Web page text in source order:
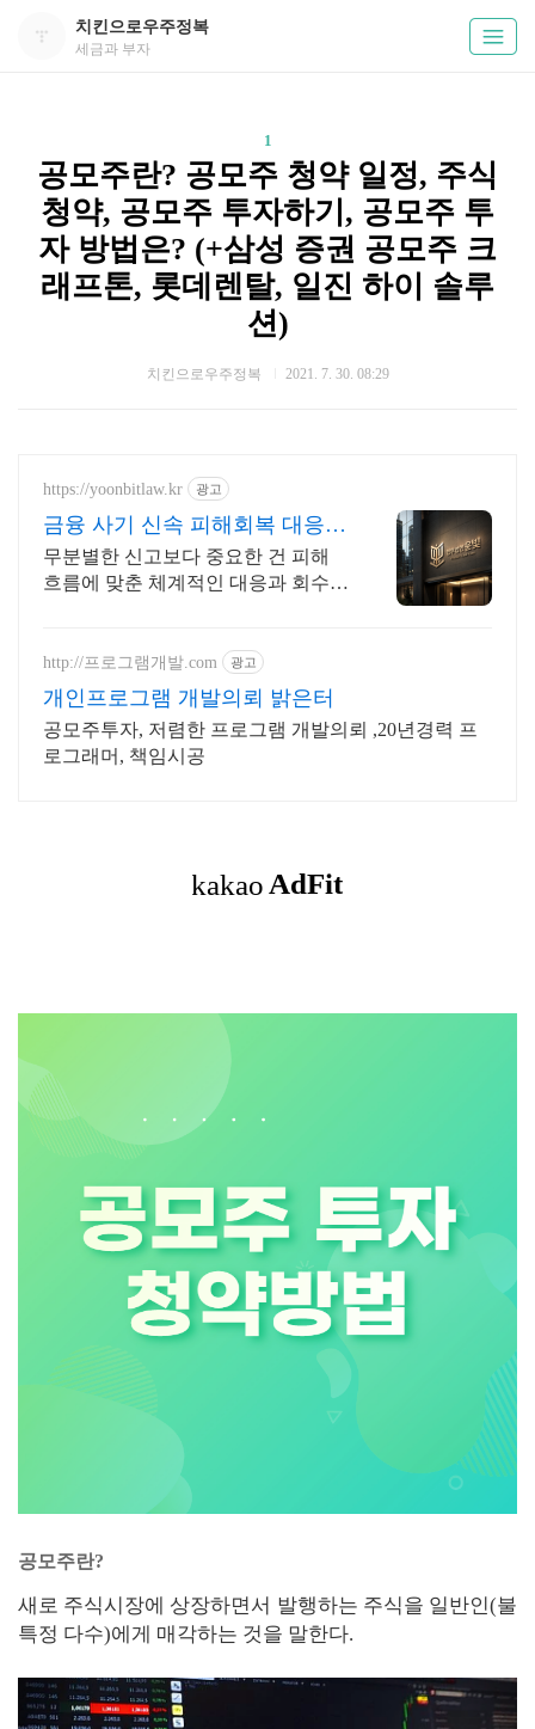
치킨으로우주정복
세금과 부자
1
공모주란? 공모주 청약 일정, 주식
청약, 공모주 투자하기, 공모주 투
자 방법은? (+삼성 증권 공모주 크
래프톤, 롯데렌탈, 일진 하이 솔루
션)
치킨으로우주정복 2021. 7. 30. 08:29
https://yoonbitlaw.kr 광고
금융 사기 신속 피해회복 대응
지원
무분별한 신고보다 중요한 건 피해
흐름에 맞춘 체계적인 대응과 회수
http://프로그램개발.com 광고
개인프로그램 개발의뢰 밝은터
공모주투자, 저렴한 프로그램 개발의뢰 ,20년경력 프
로그래머, 책임시공
공모주란?
새로 주식시장에 상장하면서 발행하는 주식을 일반인(불
특정 다수)에게 매각하는 것을 말한다.